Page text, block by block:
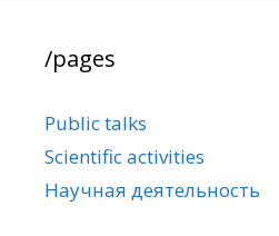
/pages
Public talks
Scientific activities
Научная деятельность